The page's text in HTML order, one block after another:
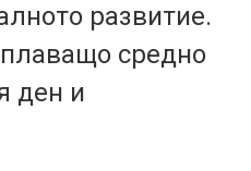
развитие.
средно
ден и